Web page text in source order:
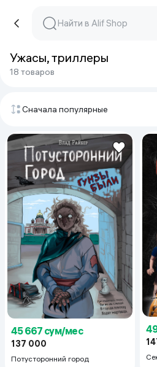
Ужасы, триллеры
18 товаров
Сначала популярные
45 667 сум/мес
137 000
Потусторонний город